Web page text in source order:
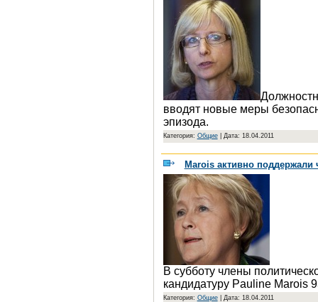
вводят новые меры
эпизода.
Категория: Общие| Дата: 18.04.2011
Marois активно поддержали
В субботу члены
кандидатуру Pauline Marois
Категория: Общие| Дата: 18.04.2011